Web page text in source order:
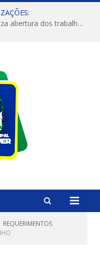
Câmara Municipal de Alenquer realiza abertura dos trabalhos do 4º Período Legislativo
REQUERIMENTOS